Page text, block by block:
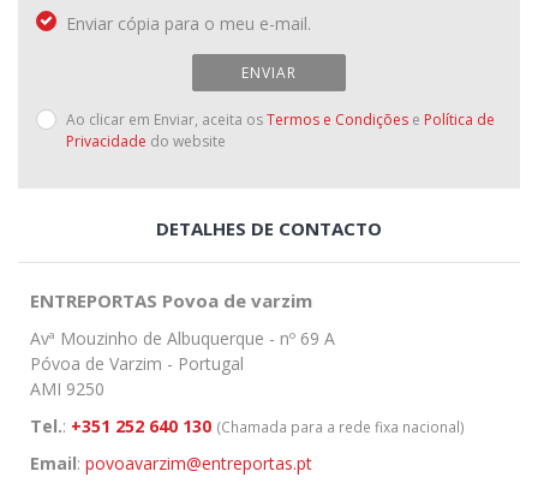
Enviar cópia para o meu e-mail.
ENVIAR
Ao clicar em Enviar, aceita osTermos e Condições e Política de
Privacidade do website
DETALHES DE CONTACTO
ENTREPORTAS Povoa de varzim
Avª Mouzinho de Albuquerque - nº 69 A
Póvoa de Varzim - Portugal
AMI 9250
Tel.: +351 252 640 130 (Chamada para a rede fixa nacional)
Email: povoavarzim@entreportas.pt